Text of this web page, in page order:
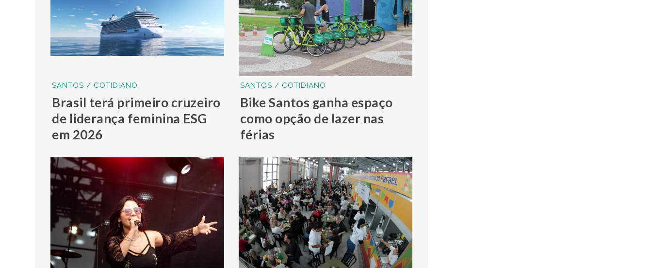
SANTOS / COTIDIANO
Brasil terá primeiro cruzeiro
de liderança feminina ESG
em 2026
SANTOS / COTIDIANO
Bike Santos ganha espaço
como opção de lazer nas
férias